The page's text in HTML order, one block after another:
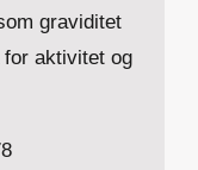
graviditet
for aktivitet og